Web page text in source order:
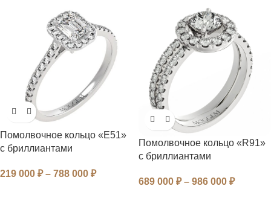
Помолвочное кольцо «E51»
с бриллиантами
219 000 ₽ – 788 000 ₽
Помолвочное кольцо «R91»
с бриллиантами
689 000 ₽ – 986 000 ₽